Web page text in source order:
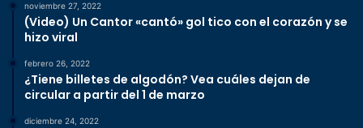
noviembre 27, 2022
(Video) Un Cantor «cantó» gol tico con el corazón y se
hizo viral
febrero 26, 2022
¿Tiene billetes de algodón? Vea cuáles dejan de
circular a partir del 1 de marzo
diciembre 24, 2022